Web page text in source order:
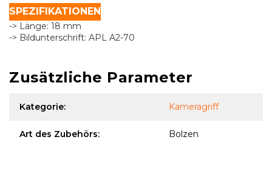
SPEZIFIKATIONEN
-> Länge: 18 mm
-> Bildunterschrift: APL A2-70
Zusätzliche Parameter
Kategorie: Kameragriff
Art des Zubehörs: Bolzen